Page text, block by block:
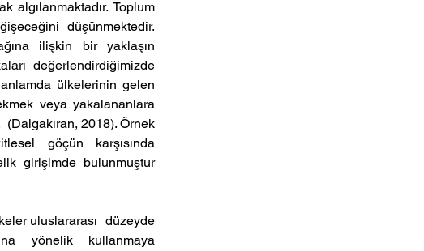
Toplum
düşünmektedir.
ilişkin  bir  yaklaşın
değerlendirdiğimizde
ülkelerinin gelen
veya yakalananlara
(Dalgakıran, 2018). Örnek
göçün  karşısında
girişimde  bulunmuştur
uluslararası  düzeyde
yönelik  kullanmaya